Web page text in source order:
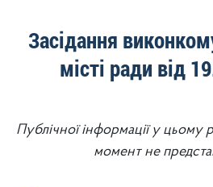
Засідання
місті ради від
Публічної інформації у цьому
момент не